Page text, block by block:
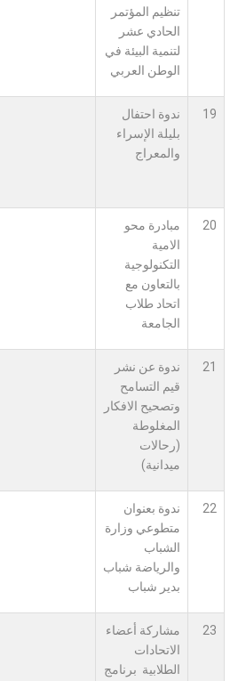
تنظيم المؤتمر
الحادي عشر
لتنمية البيئة في
الوطن العربي
19
ندوة احتفال
بليلة الإسراء
والمعراج
20
مبادرة محو
الامية
التكنولوجية
بالتعاون مع
اتحاد طلاب
الجامعة
21
ندوة عن نشر
قيم التسامح
وتصحيح الافكار
المغلوطة
(رحالات
ميدانية)
22
ندوة بعنوان
متطوعي وزارة
الشباب
والرياضة شباب
بدير شباب
23
مشاركة أعضاء
الاتحادات
الطلابية برنامج